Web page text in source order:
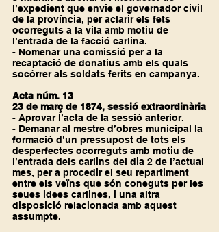
l’expedient que envie el governador civil
de la província, per aclarir els fets
ocorreguts a la vila amb motiu de
l’entrada de la facció carlina.
- Nomenar una comissió per a la
recaptació de donatius amb els quals
socórrer als soldats ferits en campanya.
Acta núm. 13
23 de març de 1874, sessió extraordinària
- Aprovar l’acta de la sessió anterior.
- Demanar al mestre d’obres municipal la
formació d’un pressupost de tots els
desperfectes ocorreguts amb motiu de
l’entrada dels carlins del dia 2 de l’actual
mes, per a procedir el seu repartiment
entre els veïns que són coneguts per les
seues idees carlines, i una altra
disposició relacionada amb aquest
assumpte.